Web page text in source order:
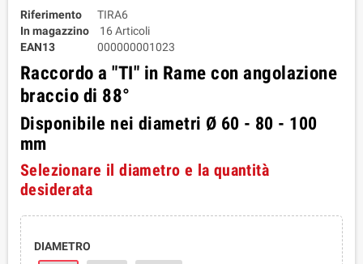
Riferimento
TIRA6
In magazzino
16 Articoli
EAN13
000000001023
Raccordo a "TI" in Rame con angolazione
braccio di 88°
Disponibile nei diametri Ø 60 - 80 - 100
mm
Selezionare il diametro e la quantità
desiderata
DIAMETRO